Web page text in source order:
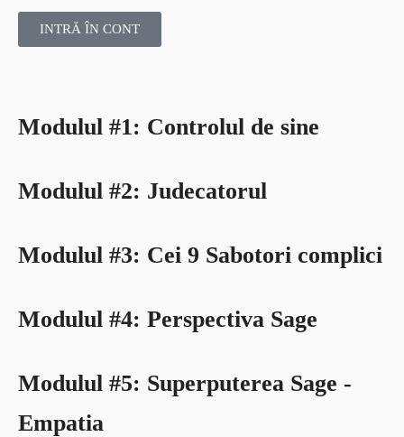
INTRĂ ÎN CONT
Modulul #1: Controlul de sine
Modulul #2: Judecatorul
Modulul #3: Cei 9 Sabotori complici
Modulul #4: Perspectiva Sage
Modulul #5: Superputerea Sage -
Empatia